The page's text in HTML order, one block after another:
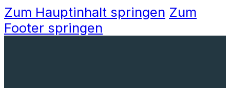
Zum Hauptinhalt springen Zum
Footer springen